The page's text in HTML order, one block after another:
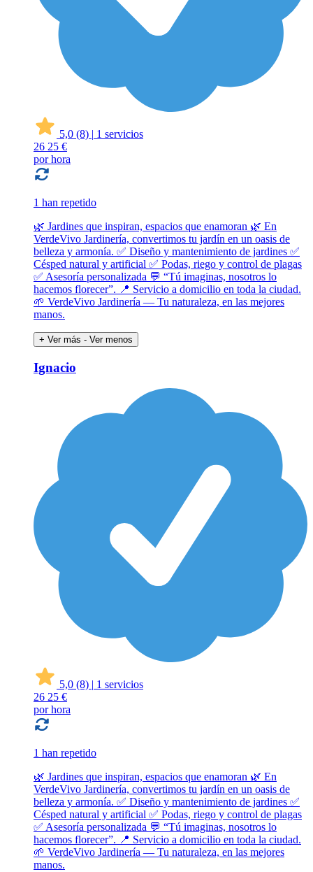
5,0 (8) | 1 servicios
26 25 €
por hora
1 han repetido
🌿 Jardines que inspiran, espacios que enamoran 🌿 En
VerdeVivo Jardinería, convertimos tu jardín en un oasis de
belleza y armonía. ✅ Diseño y mantenimiento de jardines ✅
Césped natural y artificial ✅ Podas, riego y control de plagas
✅ Asesoría personalizada 💬 “Tú imaginas, nosotros lo
hacemos florecer”. 📍 Servicio a domicilio en toda la ciudad.
🌱 VerdeVivo Jardinería — Tu naturaleza, en las mejores
manos.
+ Ver más - Ver menos
Ignacio
5,0 (8) | 1 servicios
26 25 €
por hora
1 han repetido
🌿 Jardines que inspiran, espacios que enamoran 🌿 En
VerdeVivo Jardinería, convertimos tu jardín en un oasis de
belleza y armonía. ✅ Diseño y mantenimiento de jardines ✅
Césped natural y artificial ✅ Podas, riego y control de plagas
✅ Asesoría personalizada 💬 “Tú imaginas, nosotros lo
hacemos florecer”. 📍 Servicio a domicilio en toda la ciudad.
🌱 VerdeVivo Jardinería — Tu naturaleza, en las mejores
manos.